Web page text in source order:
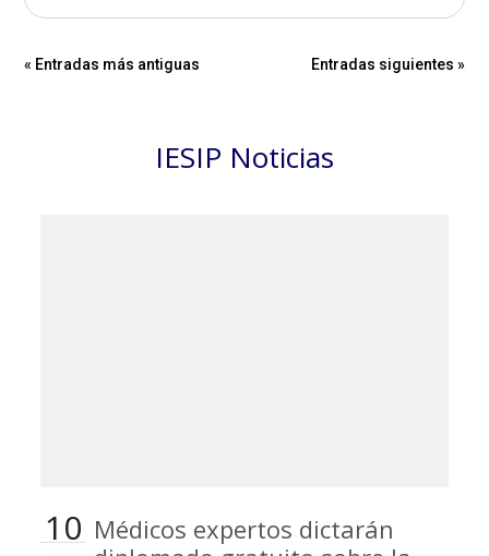
« Entradas más antiguas Entradas siguientes »
IESIP Noticias
10 Médicos expertos dictarán